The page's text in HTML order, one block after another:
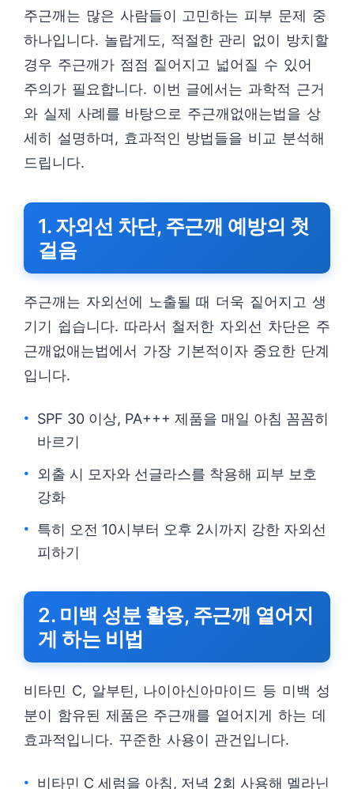
주근깨는 많은 사람들이 고민하는 피부 문제 중
하나입니다. 놀랍게도, 적절한 관리 없이 방치할
경우 주근깨가 점점 짙어지고 넓어질 수 있어
주의가 필요합니다. 이번 글에서는 과학적 근거
와 실제 사례를 바탕으로 주근깨없애는법을 상
세히 설명하며, 효과적인 방법들을 비교 분석해
드립니다.
1. 자외선 차단, 주근깨 예방의 첫
걸음
주근깨는 자외선에 노출될 때 더욱 짙어지고 생
기기 쉽습니다. 따라서 철저한 자외선 차단은 주
근깨없애는법에서 가장 기본적이자 중요한 단계
입니다.
SPF 30 이상, PA+++ 제품을 매일 아침 꼼꼼히
바르기
외출 시 모자와 선글라스를 착용해 피부 보호
강화
특히 오전 10시부터 오후 2시까지 강한 자외선
피하기
2. 미백 성분 활용, 주근깨 옅어지
게 하는 비법
비타민 C, 알부틴, 나이아신아마이드 등 미백 성
분이 함유된 제품은 주근깨를 옅어지게 하는 데
효과적입니다. 꾸준한 사용이 관건입니다.
비타민 C 세럼을 아침, 저녁 2회 사용해 멜라닌